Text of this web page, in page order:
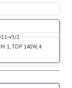
v3/2
1, TDP 140W, 4